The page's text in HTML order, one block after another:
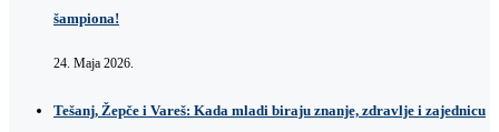
šampiona!
24. Maja 2026.
Tešanj, Žepče i Vareš: Kada mladi biraju znanje, zdravlje i zajednicu